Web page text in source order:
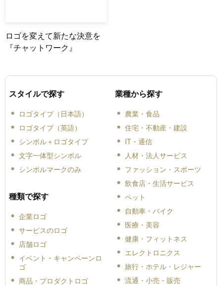
ロゴを変えて新たな決意を
『チャットワーク』
スタイルで探す
ロゴタイプ（日本語）
ロゴタイプ（英語）
シンボル＋ロゴタイプ
文字一体型シンボル
シンボルマークのみ
種類で探す
企業ロゴ
サービスのロゴ
店舗ロゴ
イベント・キャンペーンロ
ゴ
商品・プロダクトロゴ
業種から探す
農業・食品
住宅・不動産・建設
IT・通信
人材・法人サービス
ファッション・スポーツ
飲食店・生活サービス
ペット
自動車・バイク
医療・美容
健康・フィットネス
エレクトロニクス
旅行・ホテル・レジャー
流通・小売・販売